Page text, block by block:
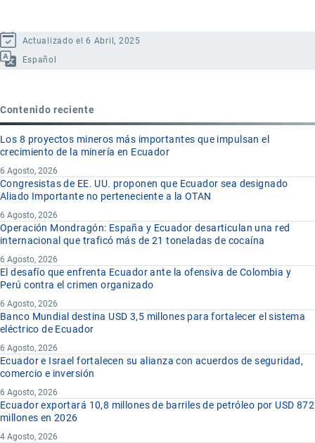
Actualizado el 6 Abril, 2025
Español
Contenido reciente
Los 8 proyectos mineros más importantes que impulsan el
crecimiento de la minería en Ecuador
6 Agosto, 2026
Congresistas de EE. UU. proponen que Ecuador sea designado
Aliado Importante no perteneciente a la OTAN
6 Agosto, 2026
Operación Mondragón: España y Ecuador desarticulan una red
internacional que traficó más de 21 toneladas de cocaína
6 Agosto, 2026
El desafío que enfrenta Ecuador ante la ofensiva de Colombia y
Perú contra el crimen organizado
6 Agosto, 2026
Banco Mundial destina USD 3,5 millones para fortalecer el sistema
eléctrico de Ecuador
6 Agosto, 2026
Ecuador e Israel fortalecen su alianza con acuerdos de seguridad,
comercio e inversión
6 Agosto, 2026
Ecuador exportará 10,8 millones de barriles de petróleo por USD 872
millones en 2026
4 Agosto, 2026